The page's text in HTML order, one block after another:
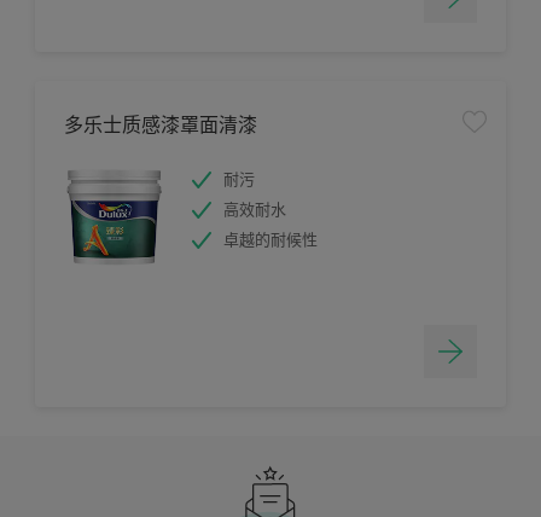
多乐士质感漆罩面清漆
耐污
高效耐水
卓越的耐候性